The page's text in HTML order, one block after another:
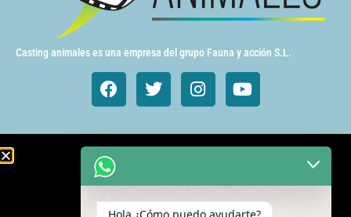
Casting animales es una empresa del grupo Fauna y acción S.L.
Animales de cine y TV